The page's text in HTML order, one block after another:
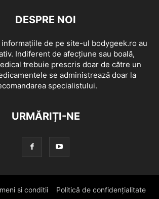
DESPRE NOI
informațiile de pe site-ul bodygeek.ro au
Indiferent de afecțiune sau boală,
trebuie prescris doar de către un
se administrează doar la
specialistului.
URMĂRIȚI-NE
si conditii Politică de confidențialitate